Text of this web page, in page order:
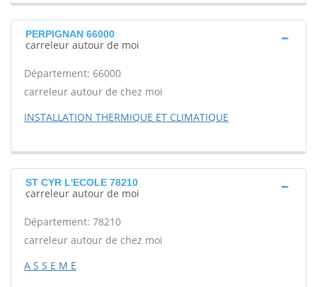
PERPIGNAN 66000
carreleur autour de moi
Département: 66000
carreleur autour de chez moi
INSTALLATION THERMIQUE ET CLIMATIQUE
ST CYR L'ECOLE 78210
carreleur autour de moi
Département: 78210
carreleur autour de chez moi
A S S E M E